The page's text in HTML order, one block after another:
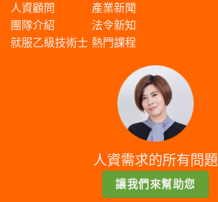
人資顧問
團隊介紹
就服乙級技術士
產業新聞
法令新知
熱門課程
人資需求的所有問題
讓我們來幫助您